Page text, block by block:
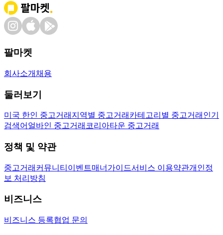
팔마켓
회사소개 채용
둘러보기
미국 한인 중고거래 지역별 중고거래 카테고리별 중고거래 인기
검색어 얼바인 중고거래 코리아타운 중고거래
정책 및 약관
중고거래 커뮤니티 이벤트매너가이드서비스 이용약관개인정
보 처리방침
비즈니스
비즈니스 등록협업 문의